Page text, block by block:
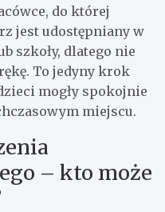
do której
jest udostępniany w
szkoły, dlatego nie
To jedyny krok
mogły spokojnie
miejscu.
– kto może